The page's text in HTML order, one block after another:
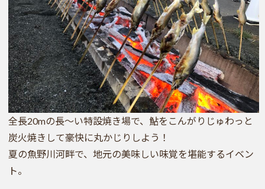
全長20mの長～い特設焼き場で、鮎をこんがりじゅわっと
炭火焼きして豪快に丸かじりしよう！
夏の魚野川河畔で、地元の美味しい味覚を堪能するイベン
ト。